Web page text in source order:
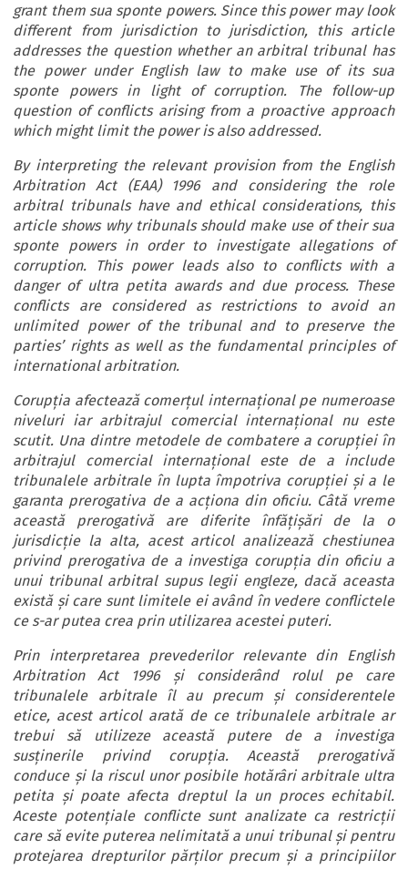
grant them sua sponte powers. Since this power may look
different from jurisdiction to jurisdiction, this article
addresses the question whether an arbitral tribunal has
the power under English law to make use of its sua
sponte powers in light of corruption. The follow-up
question of conflicts arising from a proactive approach
which might limit the power is also addressed.
By interpreting the relevant provision from the English
Arbitration Act (EAA) 1996 and considering the role
arbitral tribunals have and ethical considerations, this
article shows why tribunals should make use of their sua
sponte powers in order to investigate allegations of
corruption. This power leads also to conflicts with a
danger of ultra petita awards and due process. These
conflicts are considered as restrictions to avoid an
unlimited power of the tribunal and to preserve the
parties’ rights as well as the fundamental principles of
international arbitration.
Corupția afectează comerțul internațional pe numeroase
niveluri iar arbitrajul comercial internațional nu este
scutit. Una dintre metodele de combatere a corupției în
arbitrajul comercial internațional este de a include
tribunalele arbitrale în lupta împotriva corupției și a le
garanta prerogativa de a acționa din oficiu. Câtă vreme
această prerogativă are diferite înfățișări de la o
jurisdicție la alta, acest articol analizează chestiunea
privind prerogativa de a investiga corupția din oficiu a
unui tribunal arbitral supus legii engleze, dacă aceasta
există și care sunt limitele ei având în vedere conflictele
ce s-ar putea crea prin utilizarea acestei puteri.
Prin interpretarea prevederilor relevante din English
Arbitration Act 1996 și considerând rolul pe care
tribunalele arbitrale îl au precum și considerentele
etice, acest articol arată de ce tribunalele arbitrale ar
trebui să utilizeze această putere de a investiga
susținerile privind corupția. Această prerogativă
conduce și la riscul unor posibile hotărâri arbitrale ultra
petita și poate afecta dreptul la un proces echitabil.
Aceste potențiale conflicte sunt analizate ca restricții
care să evite puterea nelimitată a unui tribunal și pentru
protejarea drepturilor părților precum și a principiilor